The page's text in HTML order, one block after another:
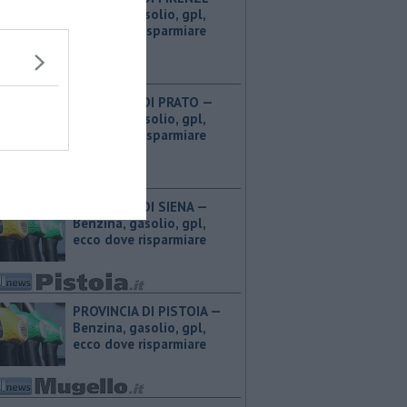
Benzina, gasolio, gpl,
ecco dove risparmiare
PROVINCIA DI PRATO — ​
Benzina, gasolio, gpl,
ecco dove risparmiare
PROVINCIA DI SIENA — ​
Benzina, gasolio, gpl,
ecco dove risparmiare
PROVINCIA DI PISTOIA — ​
Benzina, gasolio, gpl,
ecco dove risparmiare